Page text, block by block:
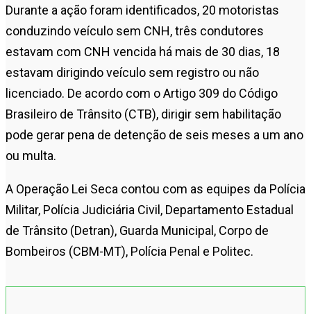
Durante a ação foram identificados, 20 motoristas
conduzindo veículo sem CNH, três condutores
estavam com CNH vencida há mais de 30 dias, 18
estavam dirigindo veículo sem registro ou não
licenciado. De acordo com o Artigo 309 do Código
Brasileiro de Trânsito (CTB), dirigir sem habilitação
pode gerar pena de detenção de seis meses a um ano
ou multa.
A Operação Lei Seca contou com as equipes da Polícia
Militar, Polícia Judiciária Civil, Departamento Estadual
de Trânsito (Detran), Guarda Municipal, Corpo de
Bombeiros (CBM-MT), Polícia Penal e Politec.